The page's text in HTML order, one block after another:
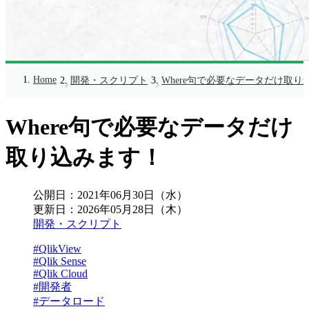
Home 開発・スクリプト Where句で必要なデータだけ取り
Where句で必要なデータだけ
取り込みます！
公開日： 2021年06月30日（水）
更新日： 2026年05月28日（木）
開発・スクリプト
#QlikView
#Qlik Sense
#Qlik Cloud
#開発者
#データロード